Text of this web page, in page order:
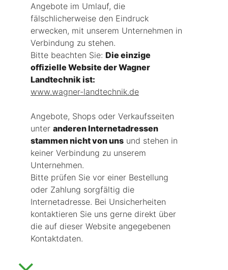
Angebote im Umlauf, die
fälschlicherweise den Eindruck
erwecken, mit unserem Unternehmen in
Verbindung zu stehen.
Bitte beachten Sie: Die einzige
offizielle Website der Wagner
Landtechnik ist:
www.wagner-landtechnik.de
Angebote, Shops oder Verkaufsseiten
unter anderen Internetadressen
stammen nicht von uns und stehen in
keiner Verbindung zu unserem
Unternehmen.
Bitte prüfen Sie vor einer Bestellung
oder Zahlung sorgfältig die
Internetadresse. Bei Unsicherheiten
kontaktieren Sie uns gerne direkt über
die auf dieser Website angegebenen
Kontaktdaten.